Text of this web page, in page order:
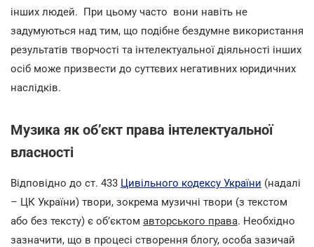
інших людей. При цьому часто вони навіть не
задумуються над тим, що подібне бездумне використання
результатів творчості та інтелектуальної діяльності інших
осіб може призвести до суттєвих негативних юридичних
наслідків.
Музика як об’єкт права інтелектуальної
власності
Відповідно до ст. 433 Цивільного кодексу України (надалі
– ЦК України) твори, зокрема музичні твори (з текстом
або без тексту) є об’єктом авторського права. Необхідно
зазначити, що в процесі створення блогу, особа зазичай